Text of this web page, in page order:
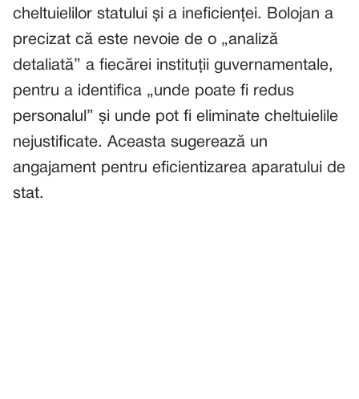
cheltuielilor statului și a ineficienței. Bolojan a
precizat că este nevoie de o „analiză
detaliată” a fiecărei instituții guvernamentale,
pentru a identifica „unde poate fi redus
personalul” și unde pot fi eliminate cheltuielile
nejustificate. Aceasta sugerează un
angajament pentru eficientizarea aparatului de
stat.